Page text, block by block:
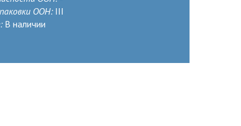
ООН:III
В наличии